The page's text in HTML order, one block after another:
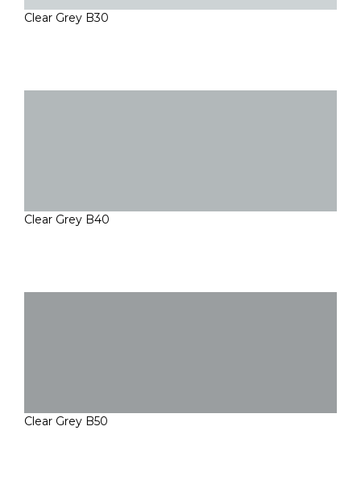
Clear Grey B30
Clear Grey B40
Clear Grey B50